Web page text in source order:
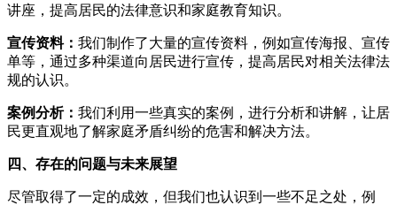
讲座，提高居民的法律意识和家庭教育知识。
宣传资料： 我们制作了大量的宣传资料，例如宣传海报、宣传
单等，通过多种渠道向居民进行宣传，提高居民对相关法律法
规的认识。
案例分析： 我们利用一些真实的案例，进行分析和讲解，让居
民更直观地了解家庭矛盾纠纷的危害和解决方法。
四、存在的问题与未来展望
尽管取得了一定的成效，但我们也认识到一些不足之处，例